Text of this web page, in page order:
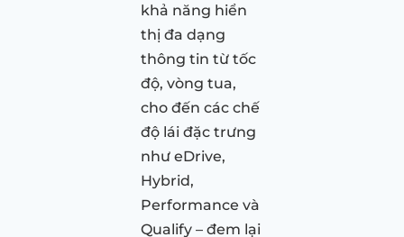
khả năng hiển
thị đa dạng
thông tin từ tốc
độ, vòng tua,
cho đến các chế
độ lái đặc trưng
như eDrive,
Hybrid,
Performance và
Qualify – đem lại